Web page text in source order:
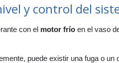
en mal estado
del vehículo
todo conductor profesional debe
y control del
con el motor fríoen el vaso
puede existir una fuga o